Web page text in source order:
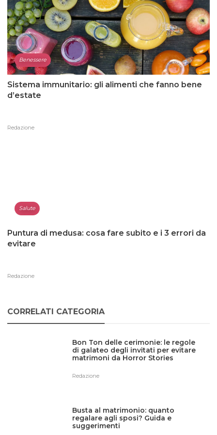
Benessere
Sistema immunitario: gli alimenti che fanno bene
d’estate
Redazione
Salute
Puntura di medusa: cosa fare subito e i 3 errori da
evitare
Redazione
CORRELATI CATEGORIA
Bon Ton delle cerimonie: le regole
di galateo degli invitati per evitare
matrimoni da Horror Stories
Redazione
Busta al matrimonio: quanto
regalare agli sposi? Guida e
suggerimenti